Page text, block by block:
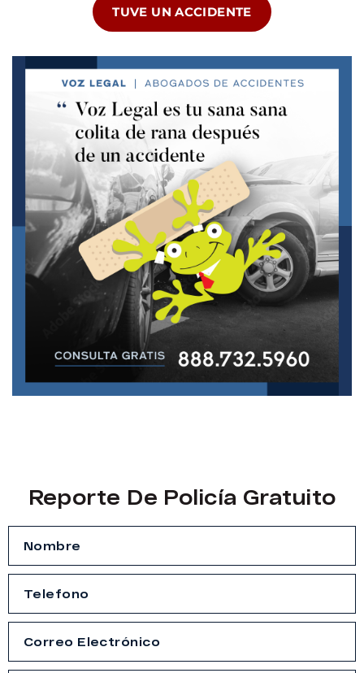
TUVE UN ACCIDENTE
Reporte De Policía Gratuito